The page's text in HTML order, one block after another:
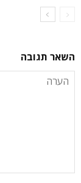
השאר תגובה